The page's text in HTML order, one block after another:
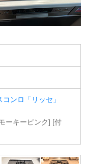
ンロ「リッセ」
ーキーピンク] [付